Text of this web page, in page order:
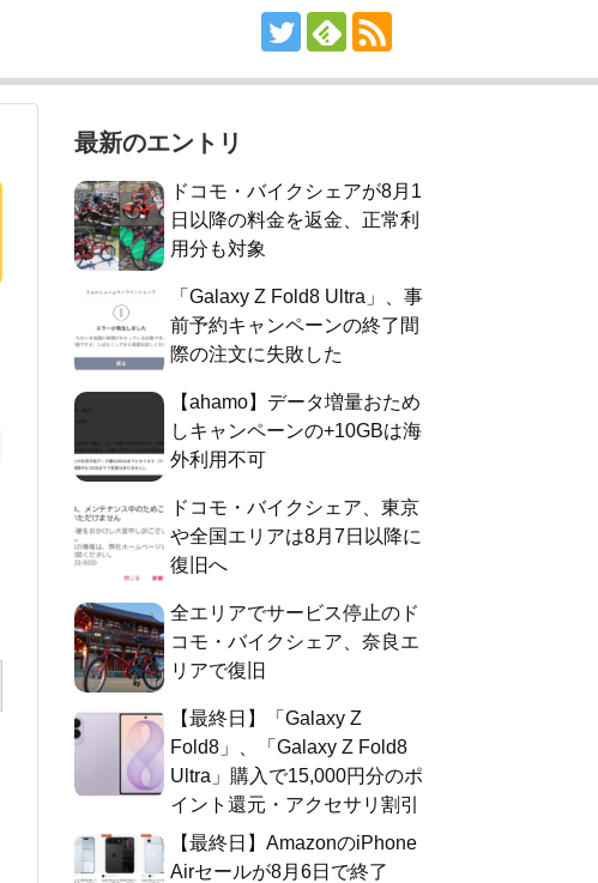
最新のエントリ
ドコモ・バイクシェアが8月1
日以降の料金を返金、正常利
用分も対象
「Galaxy Z Fold8 Ultra」、事
前予約キャンペーンの終了間
際の注文に失敗した
【ahamo】データ増量おため
しキャンペーンの+10GBは海
外利用不可
ドコモ・バイクシェア、東京
や全国エリアは8月7日以降に
復旧へ
全エリアでサービス停止のド
コモ・バイクシェア、奈良エ
リアで復旧
【最終日】「Galaxy Z
Fold8」、「Galaxy Z Fold8
Ultra」購入で15,000円分のポ
イント還元・アクセサリ割引
【最終日】AmazonのiPhone
Airセールが8月6日で終了